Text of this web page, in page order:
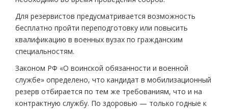
Для резервистов предусматривается возможность
бесплатно пройти переподготовку или повысить
квалификацию в военных вузах по гражданским
специальностям.
Законом РФ «О воинской обязанности и военной
службе» определено, что кандидат в мобилизационный
резерв отбирается по тем же требованиям, что и на
контрактную службу. По здоровью — только годные к